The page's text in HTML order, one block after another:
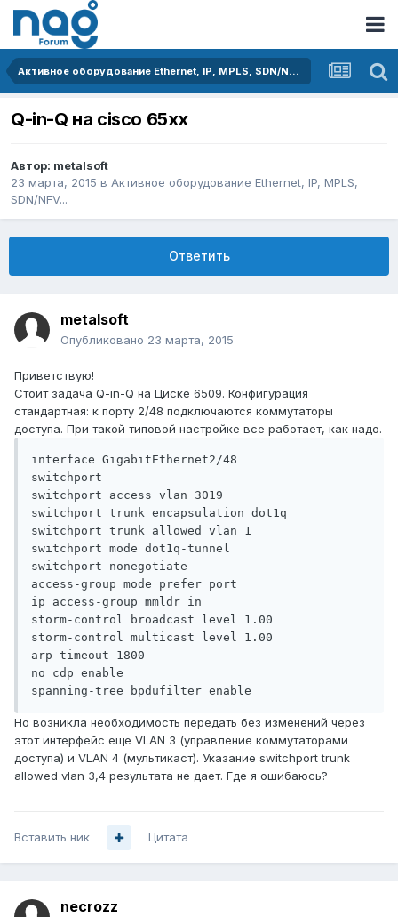
Активное оборудование Ethernet, IP, MPLS, SDN/NFV...
Q-in-Q на cisco 65хх
Автор: metalsoft
23 марта, 2015 в Активное оборудование Ethernet, IP, MPLS,
SDN/NFV...
Ответить
metalsoft
Опубликовано 23 марта, 2015
Приветствую!
Стоит задача Q-in-Q на Циске 6509. Конфигурация
стандартная: к порту 2/48 подключаются коммутаторы
доступа. При такой типовой настройке все работает, как надо.
interface GigabitEthernet2/48
switchport
switchport access vlan 3019
switchport trunk encapsulation dot1q
switchport trunk allowed vlan 1
switchport mode dot1q-tunnel
switchport nonegotiate
access-group mode prefer port
ip access-group mmldr in
storm-control broadcast level 1.00
storm-control multicast level 1.00
arp timeout 1800
no cdp enable
spanning-tree bpdufilter enable
Но возникла необходимость передать без изменений через
этот интерфейс еще VLAN 3 (управление коммутаторами
доступа) и VLAN 4 (мультикаст). Указание switchport trunk
allowed vlan 3,4 результата не дает. Где я ошибаюсь?
Вставить ник Цитата
necrozz